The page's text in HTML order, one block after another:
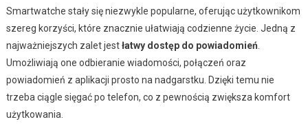
Smartwatche stały się niezwykle popularne, oferując użytkownikom
szereg korzyści, które znacznie ułatwiają codzienne życie. Jedną z
najważniejszych zalet jestłatwy dostęp do powiadomień
Umożliwiają one odbieranie wiadomości, połączeń oraz
powiadomień z aplikacji prosto na nadgarstku. Dzięki temu nie
trzeba ciągle sięgać po telefon, co z pewnością zwiększa komfort
użytkowania.